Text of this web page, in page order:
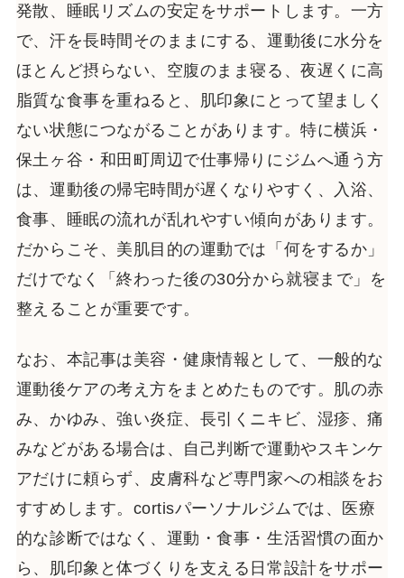
発散、睡眠リズムの安定をサポートします。一方
で、汗を長時間そのままにする、運動後に水分を
ほとんど摂らない、空腹のまま寝る、夜遅くに高
脂質な食事を重ねると、肌印象にとって望ましく
ない状態につながることがあります。特に横浜・
保土ヶ谷・和田町周辺で仕事帰りにジムへ通う方
は、運動後の帰宅時間が遅くなりやすく、入浴、
食事、睡眠の流れが乱れやすい傾向があります。
だからこそ、美肌目的の運動では「何をするか」
だけでなく「終わった後の30分から就寝まで」を
整えることが重要です。
なお、本記事は美容・健康情報として、一般的な
運動後ケアの考え方をまとめたものです。肌の赤
み、かゆみ、強い炎症、長引くニキビ、湿疹、痛
みなどがある場合は、自己判断で運動やスキンケ
アだけに頼らず、皮膚科など専門家への相談をお
すすめします。cortisパーソナルジムでは、医療
的な診断ではなく、運動・食事・生活習慣の面か
ら、肌印象と体づくりを支える日常設計をサポー